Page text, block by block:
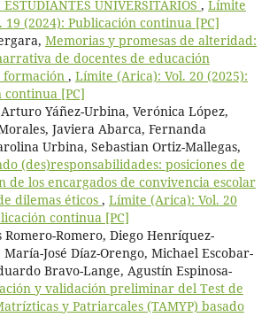
ESTUDIANTES UNIVERSITARIOS , Límite
19 (2024): Publicación continua [PC]
Memorias y promesas de alteridad:
de docentes de educación
formación , Límite (Arica): Vol. 20 (2025):
continua [PC]
Yáñez-Urbina, Verónica López,
Javiera Abarca, Fernanda
Urbina, Sebastian Ortiz-Mallegas,
(des)responsabilidades: posiciones de
de los encargados de convivencia escolar
dilemas éticos , Límite (Arica): Vol. 20
continua [PC]
Romero-Romero, Diego Henríquez-
José Díaz-Orengo, Michael Escobar-
Bravo-Lange, Agustín Espinosa-
y validación preliminar del Test de
y Patriarcales (TAMYP) basado